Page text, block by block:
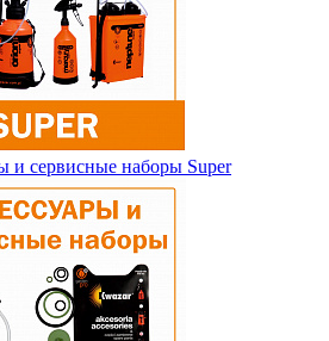
и сервисные наборы Super